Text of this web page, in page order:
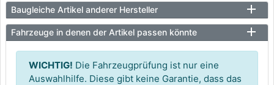
Baugleiche Artikel anderer Hersteller
Fahrzeuge in denen der Artikel passen könnte
WICHTIG! Die Fahrzeugprüfung ist nur eine
Auswahlhilfe. Diese gibt keine Garantie, dass das